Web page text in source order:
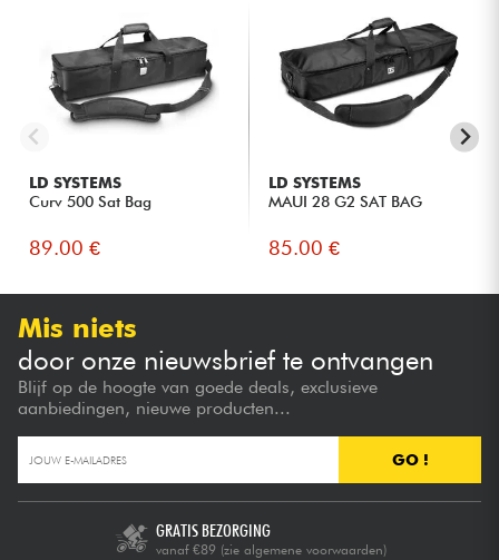
LD SYSTEMS
Curv 500 Sat Bag
89.00 €
LD SYSTEMS
MAUI 28 G2 SAT BAG
85.00 €
Mis niets
door onze nieuwsbrief te ontvangen
Blijf op de hoogte van goede deals, exclusieve
aanbiedingen, nieuwe producten...
GO !
GRATIS BEZORGING
vanaf €89 (zie algemene voorwaarden)